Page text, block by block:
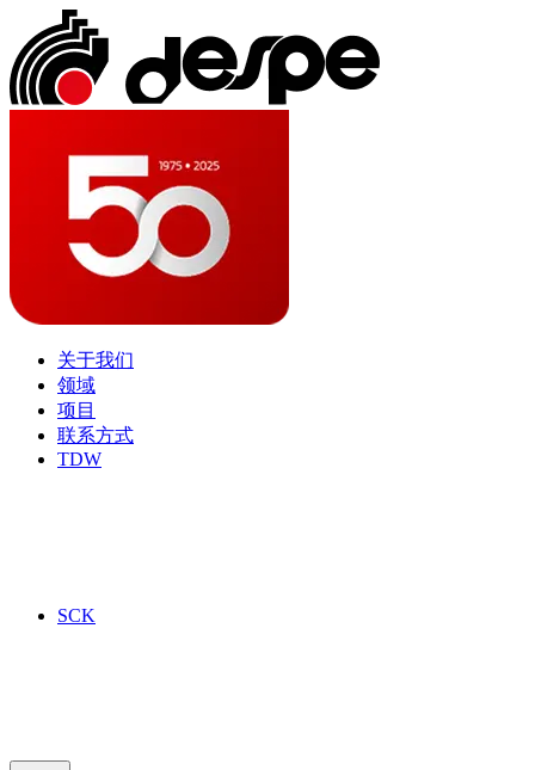
关于我们
领域
项目
联系方式
TDW
SCK